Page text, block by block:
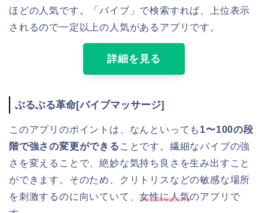
ほどの人気です。「バイブ」で検索すれば、上位表示
されるので一定以上の人気があるアプリです。
詳細を見る
ぶるぶる革命[バイブマッサージ]
このアプリのポイントは、なんといっても 1〜100の段
階で強さの変更ができる ことです。繊細なバイブの強
さを変えることで、絶妙な気持ち良さを生み出すこと
ができます。そのため、クリトリスなどの敏感な場所
を刺激するのに向いていて、女性に人気のアプリで